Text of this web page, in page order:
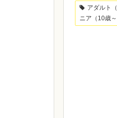
アダルト
ニア（10歳